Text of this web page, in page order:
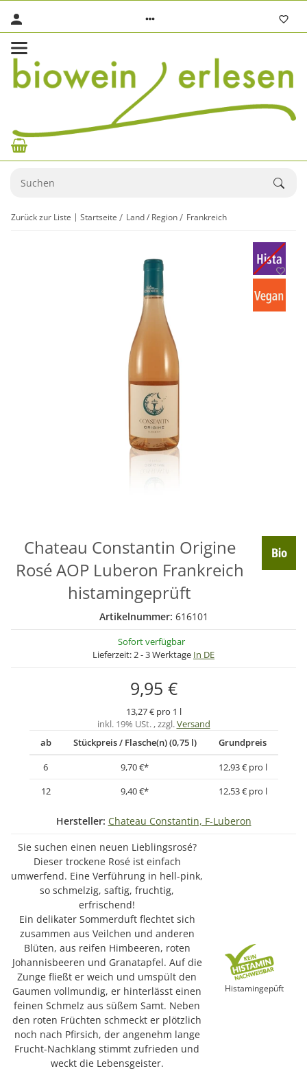
Zurück zur Liste Startseite Land / Region Frankreich
Chateau Constantin Origine
Rosé AOP Luberon Frankreich
histamingeprüft
Artikelnummer: 616101
Sofort verfügbar
Lieferzeit:2 - 3 Werktage In DE
9,95 €
13,27 € pro 1 l
inkl. 19% USt. , zzgl.Versand
ab
Stückpreis / Flasche(n) (0,75 l)
Grundpreis
6
9,70 €*
12,93 € pro l
12
9,40 €* 12,53 € pro l
Hersteller: Chateau Constantin, F-Luberon
Sie suchen einen neuen Lieblingsrosé?
Dieser trockene Rosé ist einfach
umwerfend. Eine Verführung in hell-pink,
so schmelzig, saftig, fruchtig,
erfrischend!
Ein delikater Sommerduft flechtet sich
zusammen aus Veilchen und anderen
Blüten, aus reifen Himbeeren, roten
Johannisbeeren und Granatapfel. Auf die
Zunge fließt er weich und umspült den
Gaumen vollmundig, er hinterlässt einen
feinen Schmelz aus süßem Samt. Neben
den roten Früchten schmeckt er plötzlich
noch nach Pfirsich, der angenehm lange
Frucht-Nachklang stimmt zufrieden und
weckt die Lebensgeister.
Histamingepüft